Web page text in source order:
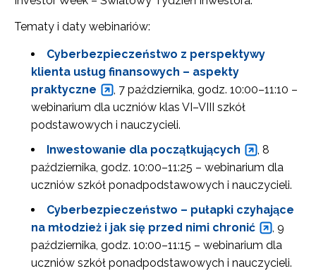
Tematy i daty webinariów:
Cyberbezpieczeństwo z perspektywy
klienta usług finansowych – aspekty
praktyczne
, 7 października, godz. 10:00–11:10 –
webinarium dla uczniów klas VI–VIII szkół
podstawowych i nauczycieli.
Inwestowanie dla początkujących
, 8
października, godz. 10:00–11:25 – webinarium dla
uczniów szkół ponadpodstawowych i nauczycieli.
Cyberbezpieczeństwo – pułapki czyhające
na młodzież i jak się przed nimi chronić
, 9
października, godz. 10:00–11:15 – webinarium dla
uczniów szkół ponadpodstawowych i nauczycieli.